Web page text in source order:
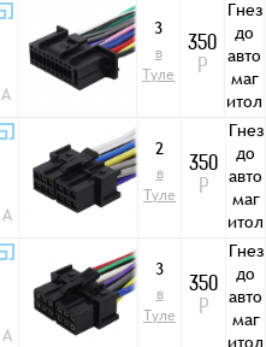
A
3
в
Туле
350
Р
Гнез
до
авто
маг
итол
ы
A
2
в
Туле
350
Р
Гнез
до
авто
маг
итол
ы
A
3
в
Туле
350
Р
Гнез
до
авто
маг
итол